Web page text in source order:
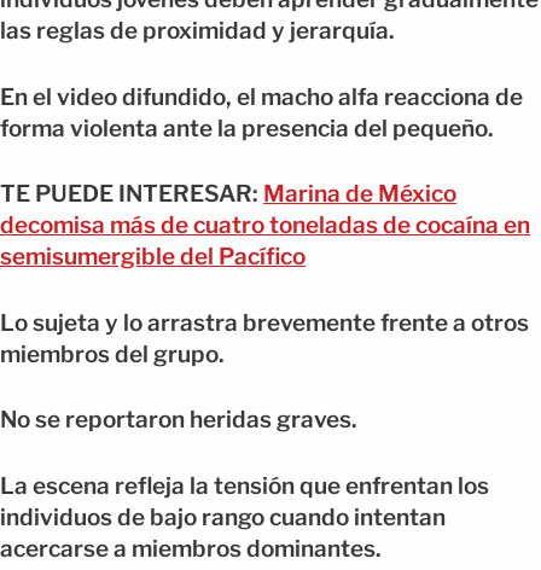
las reglas de proximidad y jerarquía.
En el video difundido, el macho alfa reacciona de
forma violenta ante la presencia del pequeño.
TE PUEDE INTERESAR: Marina de México
decomisa más de cuatro toneladas de cocaína en
semisumergible del Pacífico
Lo sujeta y lo arrastra brevemente frente a otros
miembros del grupo.
No se reportaron heridas graves.
La escena refleja la tensión que enfrentan los
individuos de bajo rango cuando intentan
acercarse a miembros dominantes.